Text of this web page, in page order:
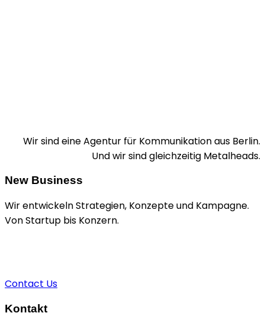
Wir sind eine Agentur für Kommunikation aus Berlin.
Und wir sind gleichzeitig Metalheads.
New Business
Wir entwickeln Strategien, Konzepte und Kampagne.
Von Startup bis Konzern.
Contact Us
Kontakt